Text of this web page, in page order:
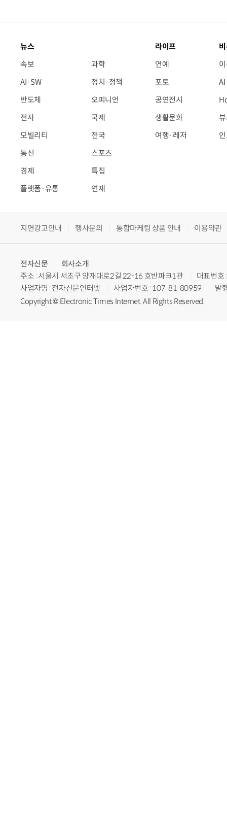
뉴스
속보
AI·SW
반도체
전자
모빌리티
통신
경제
플랫폼·유통
과학
정치·정책
오피니언
국제
전국
스포츠
특집
연재
라이프
연예
포토
공연전시
생활문화
여행·레저
지면광고안내 행사문의 통합마케팅 상품 안내 이용약관
전자신문
회사소개
주소 : 서울시 서초구 양재대로2길 22-16 호반파크1관
대표번
사업자명 : 전자신문인터넷
사업자번호 : 107-81-80959
발
Copyright © Electronic Times Internet. All Rights Reserved.